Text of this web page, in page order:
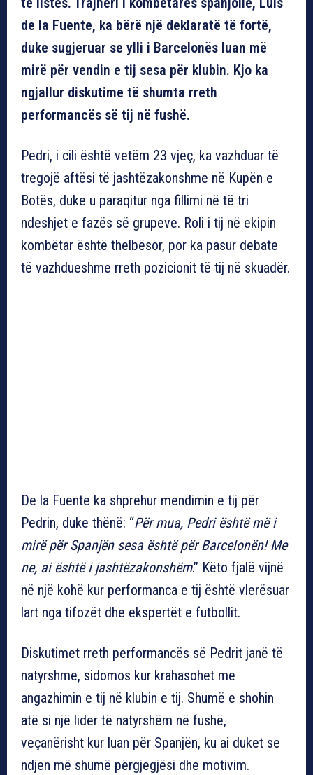
de la Fuente, ka bërë një deklaratë të fortë,
duke sugjeruar se ylli i Barcelonës luan më
mirë për vendin e tij sesa për klubin. Kjo ka
ngjallur diskutime të shumta rreth
performancës së tij në fushë.
Pedri, i cili është vetëm 23 vjeç, ka vazhduar të
tregojë aftësi të jashtëzakonshme në Kupën e
Botës, duke u paraqitur nga fillimi në të tri
ndeshjet e fazës së grupeve. Roli i tij në ekipin
kombëtar është thelbësor, por ka pasur debate
të vazhdueshme rreth pozicionit të tij në skuadër.
De la Fuente ka shprehur mendimin e tij për
Pedrin, duke thënë: “Për mua, Pedri është më i
mirë për Spanjën sesa është për Barcelonën! Me
ne, ai është i jashtëzakonshëm.” Këto fjalë vijnë
në një kohë kur performanca e tij është vlerësuar
lart nga tifozët dhe ekspertët e futbollit.
Diskutimet rreth performancës së Pedrit janë të
natyrshme, sidomos kur krahasohet me
angazhimin e tij në klubin e tij. Shumë e shohin
atë si një lider të natyrshëm në fushë,
veçanërisht kur luan për Spanjën, ku ai duket se
ndjen më shumë përgjegjësi dhe motivim.